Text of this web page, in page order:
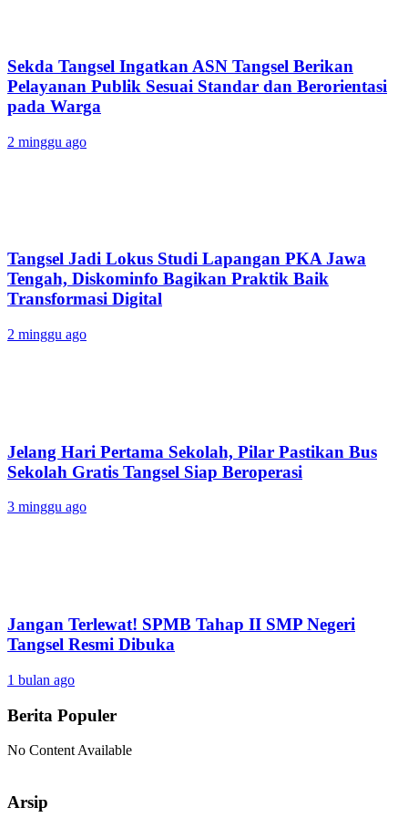
Sekda Tangsel Ingatkan ASN Tangsel Berikan
Pelayanan Publik Sesuai Standar dan Berorientasi
pada Warga
2 minggu ago
Tangsel Jadi Lokus Studi Lapangan PKA Jawa
Tengah, Diskominfo Bagikan Praktik Baik
Transformasi Digital
2 minggu ago
Jelang Hari Pertama Sekolah, Pilar Pastikan Bus
Sekolah Gratis Tangsel Siap Beroperasi
3 minggu ago
Jangan Terlewat! SPMB Tahap II SMP Negeri
Tangsel Resmi Dibuka
1 bulan ago
Berita Populer
No Content Available
Arsip